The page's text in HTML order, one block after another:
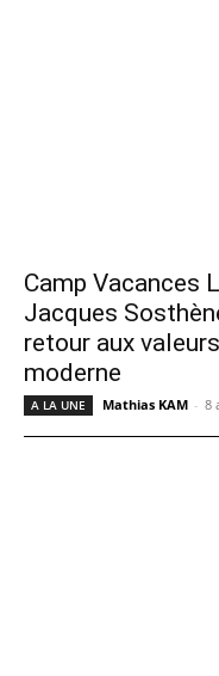
Camp Vacances
Jacques
retour aux
moderne
A LA UNE Mathias KAM - 8